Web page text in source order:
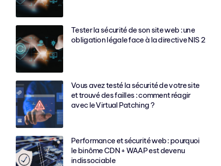
Tester la sécurité de son site web : une
obligation légale face à la directive NIS 2
Vous avez testé la sécurité de votre site
et trouvé des failles : comment réagir
avec le Virtual Patching ?
Performance et sécurité web : pourquoi
le binôme CDN + WAAP est devenu
indissociable